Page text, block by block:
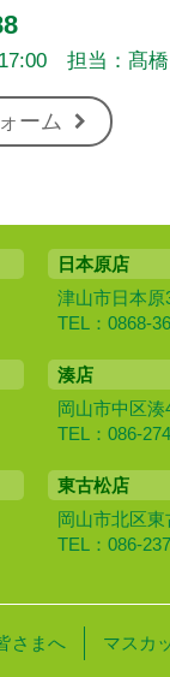
担当：髙橋
ーム
日本原店
津山市日本原
TEL：0868-
湊店
岡山市中区湊
TEL：086-
東古松店
岡山市北区東
TEL：086-
さまへ マスカ